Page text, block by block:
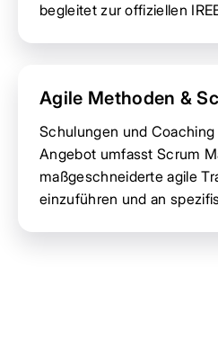
begleitet zur offiziellen
Agile Methoden &
Schulungen und
Angebot umfasst Scrum
maßgeschneiderte agile
einzuführen und an